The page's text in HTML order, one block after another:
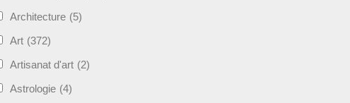
Architecture (5)
Art (372)
Artisanat d'art (2)
Astrologie (4)